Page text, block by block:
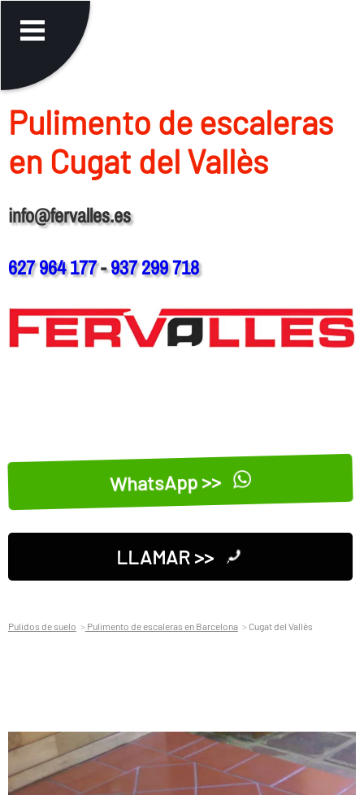
Pulimento de escaleras
en Cugat del Vallès
info@fervalles.es
627 964 177-937 299 718
WhatsApp >>
LLAMAR >>
Pulidos de suelo Pulimento de escaleras en Barcelona Cugat del Vallès